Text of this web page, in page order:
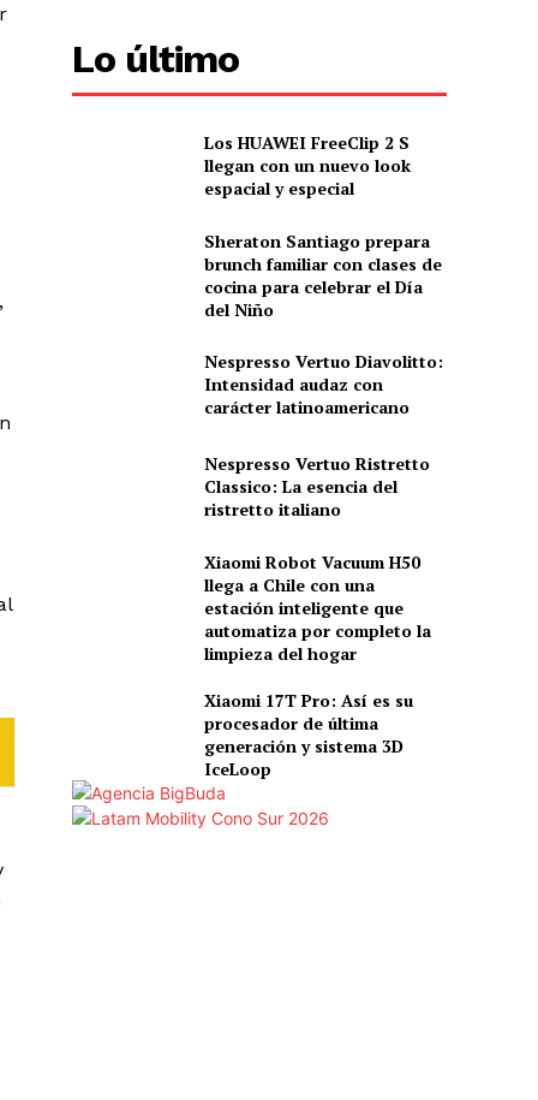
Lo último
Los HUAWEI FreeClip 2 S
llegan con un nuevo look
espacial y especial
Sheraton Santiago prepara
brunch familiar con clases de
cocina para celebrar el Día
del Niño
Nespresso Vertuo Diavolitto:
Intensidad audaz con
carácter latinoamericano
Nespresso Vertuo Ristretto
Classico: La esencia del
ristretto italiano
Xiaomi Robot Vacuum H50
llega a Chile con una
estación inteligente que
automatiza por completo la
limpieza del hogar
Xiaomi 17T Pro: Así es su
procesador de última
generación y sistema 3D
IceLoop